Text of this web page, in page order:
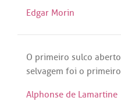
Edgar Morin
O primeiro sulco aberto
selvagem foi o primeiro
Alphonse de Lamartine